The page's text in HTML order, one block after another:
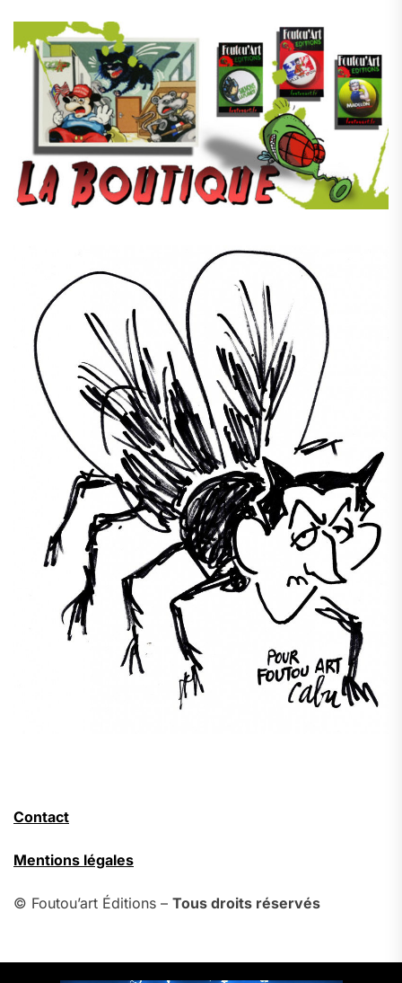
Contact
Mentions légales
© Foutou’art Éditions – Tous droits réservés